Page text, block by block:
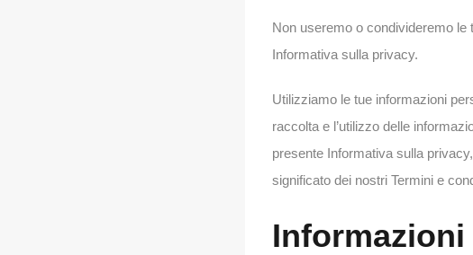
Non useremo o condivideremo
Informativa sulla privacy.
Utilizziamo le tue informazioni
raccolta e l’utilizzo delle
presente Informativa sulla
significato dei nostri Termini e
Informazioni